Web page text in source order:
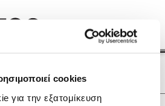
cookies
για την εξατομίκευση
Κλείσιμο